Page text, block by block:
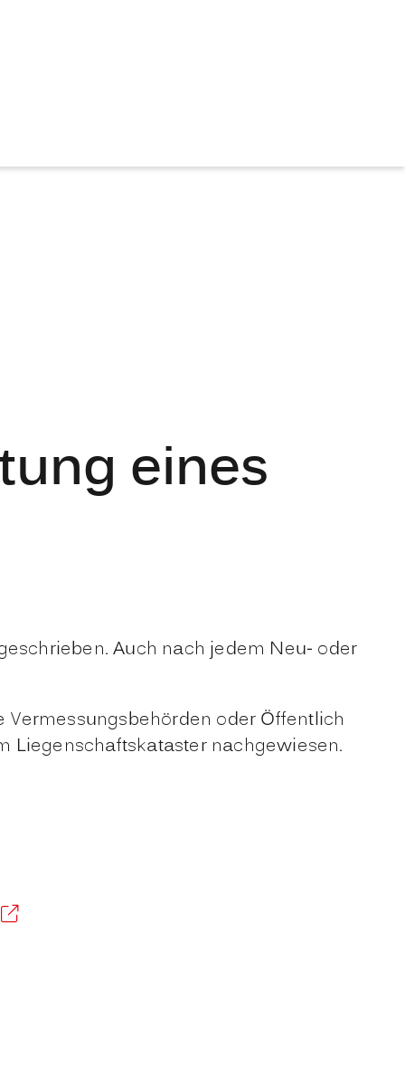
eines
Auch nach jedem Neu- oder
oder Öffentlich
Liegenschaftskataster nachgewiesen.